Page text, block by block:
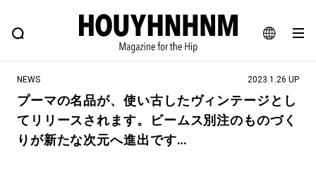
JA
EN
FEATURE BLOG SNAP
ヒップなファッション、カルチャー、ライフスタイルWEBマガジン
#注目のタグ
NEWS 2023.1.26 UP
プーマの名品が、使い古したヴィンテージとし
てリリースされます。ビームス別注のものづく
りが新たな次元へ進出です…